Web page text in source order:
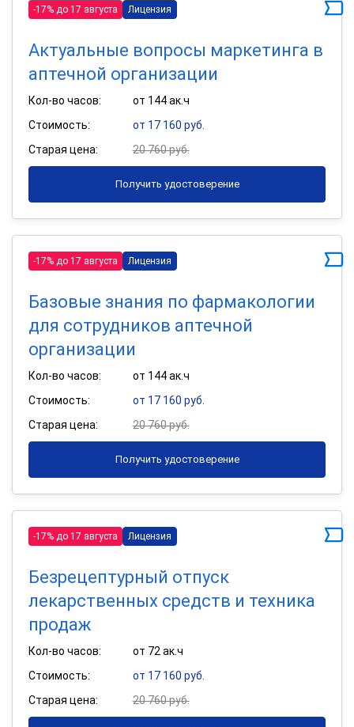
-17% до 17 августа Лицензия
Актуальные вопросы маркетинга в
аптечной организации
Кол-во часов:
от 144 ак.ч
Стоимость:
от 17 160 руб.
Старая цена:
20 760 руб.
Получить удостоверение
-17% до 17 августа Лицензия
Базовые знания по фармакологии
для сотрудников аптечной
организации
Кол-во часов:
от 144 ак.ч
Стоимость:
от 17 160 руб.
Старая цена:
20 760 руб.
Получить удостоверение
-17% до 17 августа Лицензия
Безрецептурный отпуск
лекарственных средств и техника
продаж
Кол-во часов:
от 72 ак.ч
Стоимость:
от 17 160 руб.
Старая цена:
20 760 руб.